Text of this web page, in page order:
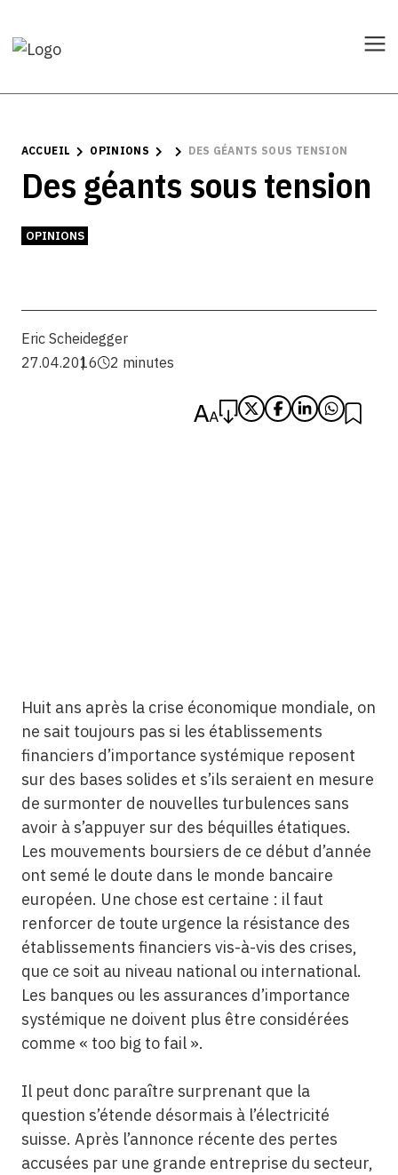
ACCUEIL OPINIONS DES GÉANTS SOUS TENSION
Des géants sous tension
OPINIONS
Eric Scheidegger
27.04.2016
2 minutes
Huit ans après la crise économique mondiale, on
ne sait toujours pas si les établissements
financiers d’importance systémique reposent
sur des bases solides et s’ils seraient en mesure
de surmonter de nouvelles turbulences sans
avoir à s’appuyer sur des béquilles étatiques.
Les mouvements boursiers de ce début d’année
ont semé le doute dans le monde bancaire
européen. Une chose est certaine : il faut
renforcer de toute urgence la résistance des
établissements financiers vis-à-vis des crises,
que ce soit au niveau national ou international.
Les banques ou les assurances d’importance
systémique ne doivent plus être considérées
comme « too big to fail ».
Il peut donc paraître surprenant que la
question s’étende désormais à l’électricité
suisse. Après l’annonce récente des pertes
accusées par une grande entreprise du secteur,